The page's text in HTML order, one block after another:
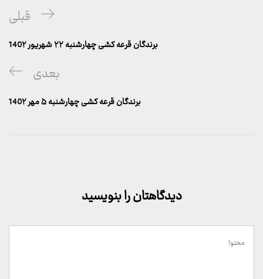
پست
قبلی
قبلی
برندگان قرعه کشی چهارشنبه ۲۲ شهریور 140۲
پست
بعدی
بعدی
برندگان قرعه کشی چهارشنبه ۵ مهر 140۲
دیدگاهتان را بنویسید